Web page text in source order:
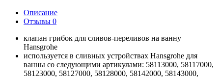
Описание
Отзывы 0
клапан грибок для сливов-переливов на ванну
Hansgrohe
используется в сливных устройствах Hansgrohe для
ванны со следующими артикулами: 58113000, 58117000,
58123000, 58127000, 58128000, 58142000, 58143000,